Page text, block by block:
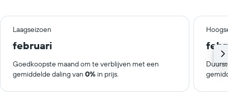
Laagseizoen
februari
Goedkoopste maand om te verblijven met een
gemiddelde daling van 0% in prijs.